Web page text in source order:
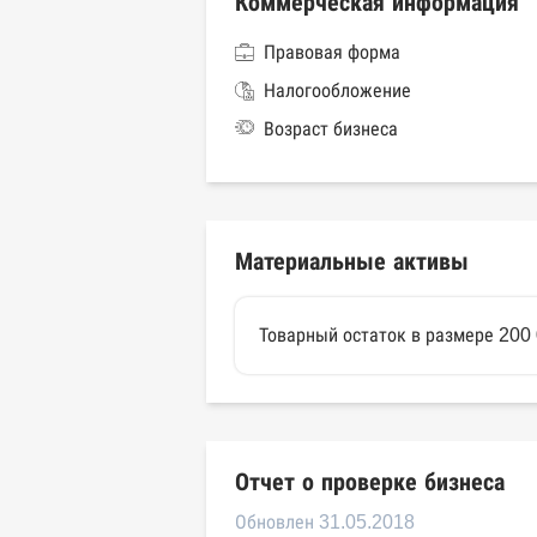
Правовая форма
Налогообложение
Возраст бизнеса
Материальные активы
Товарный остаток в размере
Отчет о проверке бизнеса
Обновлен 31.05.2018